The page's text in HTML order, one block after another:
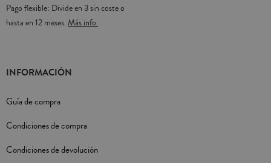
Pago flexible: Divide en 3 sin coste o
hasta en 12 meses. Más info.
INFORMACIÓN
Guía de compra
Condiciones de compra
Condiciones de devolución